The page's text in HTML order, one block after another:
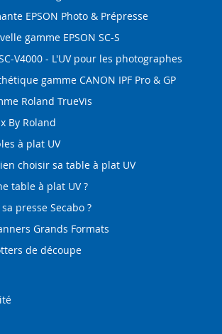
EPSON Photo & Prépresse
gamme EPSON SC-S
V4000 - L'UV pour les photographes
gamme CANON IPF Pro & GP
Roland TrueVis
By Roland
à plat UV
choisir sa table à plat UV
table à plat UV ?
presse Secabo ?
Grands Formats
de découpe